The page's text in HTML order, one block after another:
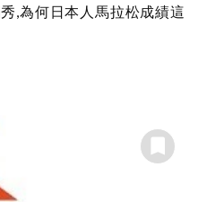
,為何日本人馬拉松成績這